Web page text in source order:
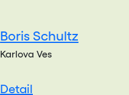
Boris Schultz
Karlova Ves
Detail